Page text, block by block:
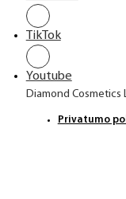
Facebook
TikTok
Youtube